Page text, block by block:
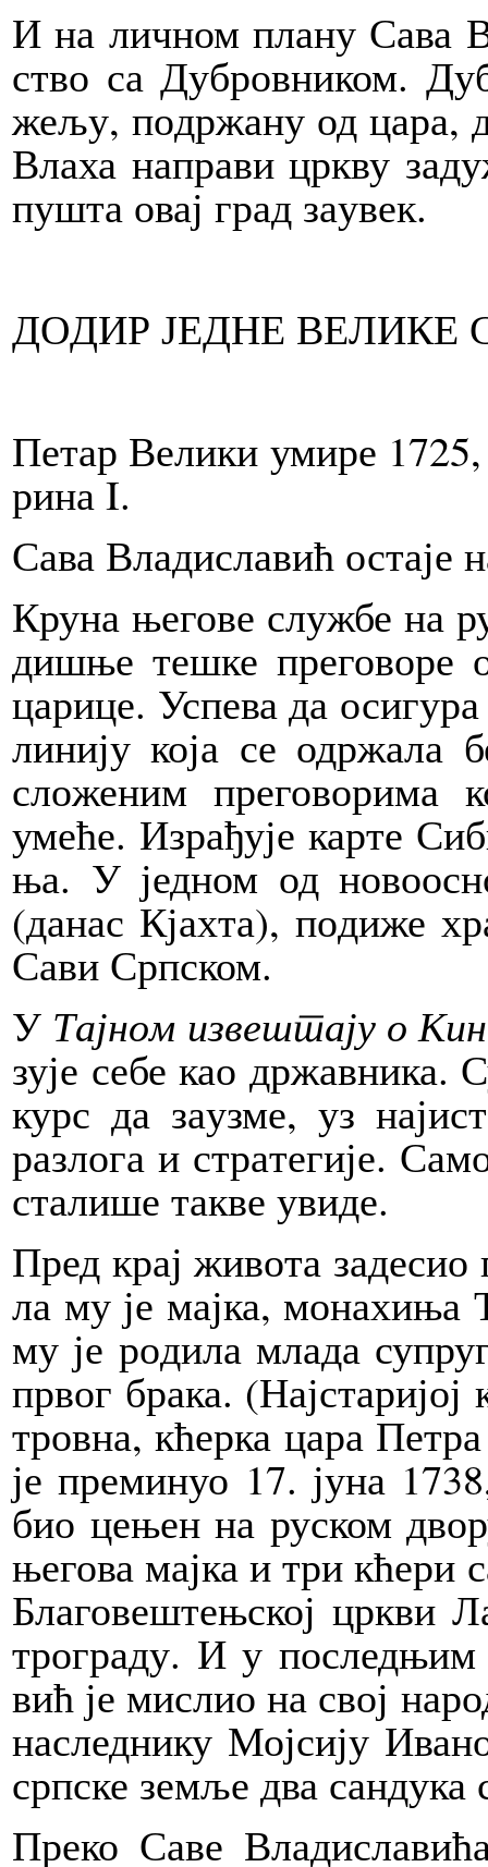
И на лич­ном пла­ну Са­ва
ство са Ду­бров­ни­ком.
же­љу, по­др­жа­ну од ца­ра,
Вла­ха на­пра­ви цр­кву
пу­шта овај град за­у­век.
ДО­ДИР ЈЕД­НЕ ВЕ­ЛИ­КЕ
Пе­тар Ве­ли­ки уми­ре
ри­на I.
Са­ва Вла­ди­сла­вић оста­је
Кру­на ње­го­ве слу­жбе на
ди­шње те­шке пре­го­во­ре
ца­ри­це. Успе­ва да
ли­ни­ју ко­ја се
сло­же­ним пре­го­во­ри­ма
уме­ће. Из­ра­ђу­је кар­те
ња. У јед­ном од
(да­нас Кјах­та), по­ди­же
Са­ви Срп­ском.
У Тај­ном из­ве­шта­ју о
зу­је се­бе као др­жав­ни­ка.
курс да за­у­зме, уз
раз­ло­га и стра­те­ги­је.
ста­ли­ше та­кве уви­де.
Пред крај жи­во­та
ла му је мај­ка, мо­на­хи­ња
му је ро­ди­ла мла­да
пр­вог бра­ка.
тров­на, кћер­ка ца­ра
је пре­ми­нуо 17. ју­на
био це­њен на ру­ском
ње­го­ва мај­ка и три кће­ри
Бла­го­ве­штењ­ској цр­кви
тро­гра­ду. И у
вић је ми­слио на свој
на­след­ни­ку Мој­си­ју
срп­ске зе­мље два
Пре­ко Са­ве